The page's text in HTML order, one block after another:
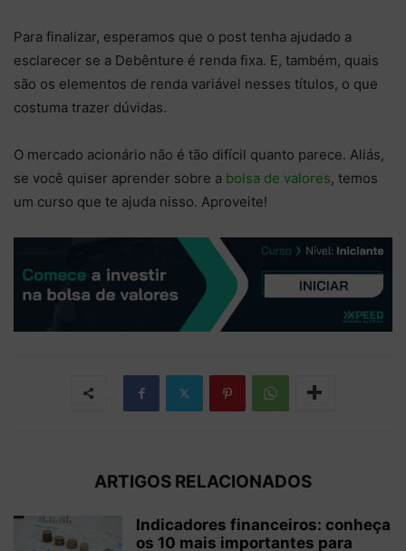
Para finalizar, esperamos que o post tenha ajudado a
esclarecer se a Debênture é renda fixa. E, também, quais
são os elementos de renda variável nesses títulos, o que
costuma trazer dúvidas.
O mercado acionário não é tão difícil quanto parece. Aliás,
se você quiser aprender sobre a bolsa de valores, temos
um curso que te ajuda nisso. Aproveite!
ARTIGOS RELACIONADOS
Indicadores financeiros: conheça
os 10 mais importantes para